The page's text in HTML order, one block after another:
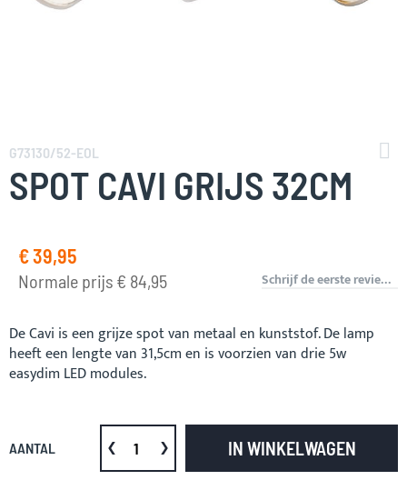
naar
het
begin
van
afbeeldingen-
gallerij
G73130/52-EOL
SPOT CAVI GRIJS 32CM
Speciale
€ 39,95
Normale prijs € 84,95 Schrijf de eerste review over dit product
De Cavi is een grijze spot van metaal en kunststof. De lamp
heeft een lengte van 31,5cm en is voorzien van drie 5w
easydim LED modules.
AANTAL IN WINKELWAGEN